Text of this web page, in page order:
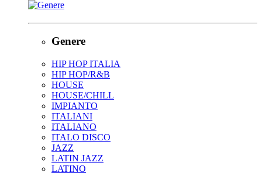
Genere
HIP HOP ITALIA
HIP HOP/R&B
HOUSE
HOUSE/CHILL
IMPIANTO
ITALIANI
ITALIANO
ITALO DISCO
JAZZ
LATIN JAZZ
LATINO